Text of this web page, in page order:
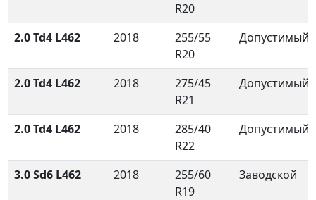
R20
2.0 Td4 L462 2018
255/55
R20
Допустимый
2.0 Td4 L462 2018
275/45
R21
Допустимый
2.0 Td4 L462 2018
285/40
R22
Допустимый
3.0 Sd6 L462 2018
255/60
R19
Заводской